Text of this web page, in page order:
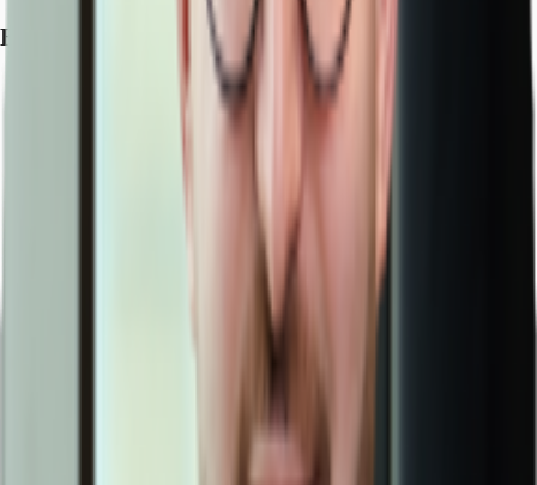
Exposé herunterladen